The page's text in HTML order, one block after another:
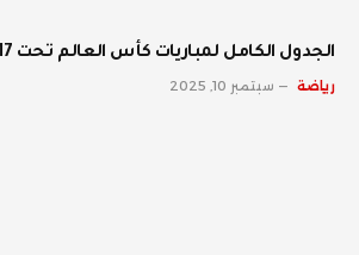
الجدول الكامل لمباريات كأس العالم تحت 17 عاما 2025 في قطر
رياضة سبتمبر 10, 2025